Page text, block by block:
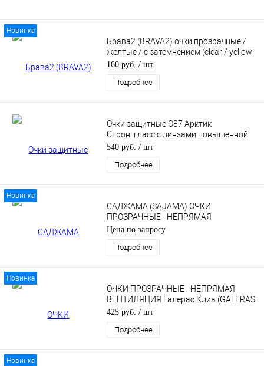
Новинка
Брава2 (BRAVA2) очки прозрачные /
желтые / с затемнением (clear / yellow
/ smoke)
160 руб. / шт
Подробнее
Очки защитные О87 Арктик
Стронггласс с линзами повышенной
прочности (ARCTIC StrongGlass) РС
540 руб. / шт
Подробнее
Новинка
САДЖАМА (SAJAMA) ОЧКИ
ПРОЗРАЧНЫЕ - НЕПРЯМАЯ
ВЕНТИЛЯЦИЯ
Цена по запросу
Подробнее
Новинка
ОЧКИ ПРОЗРАЧНЫЕ - НЕПРЯМАЯ
ВЕНТИЛЯЦИЯ Галерас Клиа (GALERAS
CLEAR)
425 руб. / шт
Подробнее
Новинка